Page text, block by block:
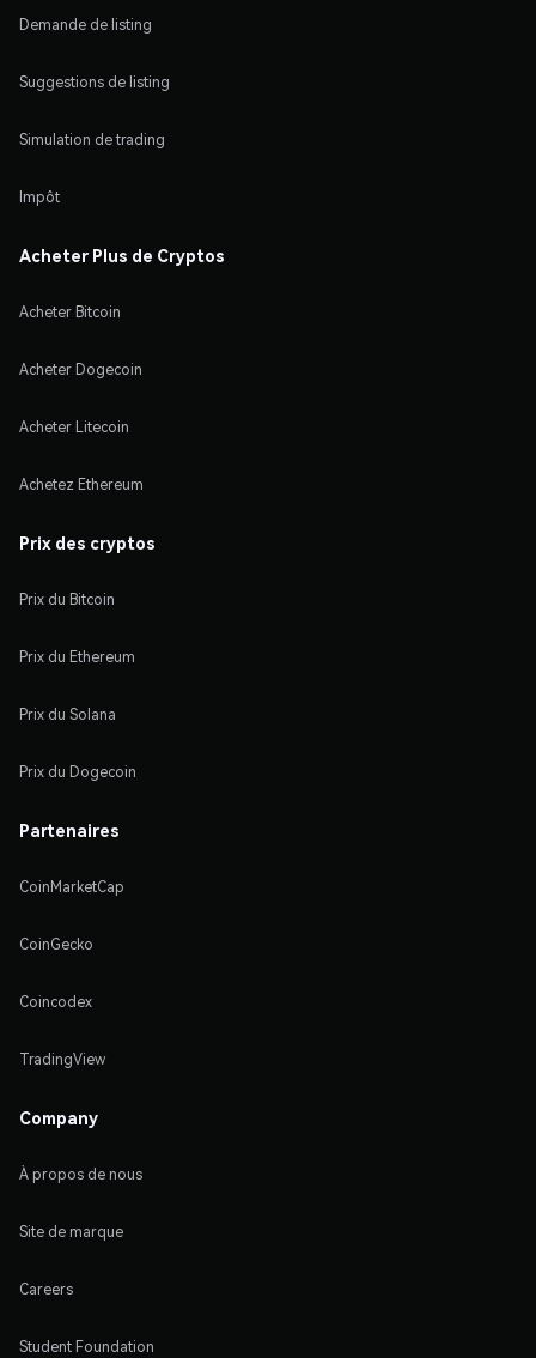
Demande de listing
Suggestions de listing
Simulation de trading
Impôt
Acheter Plus de Cryptos
Acheter Bitcoin
Acheter Dogecoin
Acheter Litecoin
Achetez Ethereum
Prix des cryptos
Prix du Bitcoin
Prix du Ethereum
Prix du Solana
Prix du Dogecoin
Partenaires
CoinMarketCap
CoinGecko
Coincodex
TradingView
Company
À propos de nous
Site de marque
Careers
Student Foundation